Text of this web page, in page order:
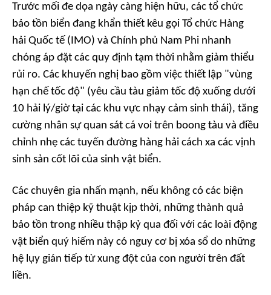
Trước mối đe dọa ngày càng hiện hữu, các tổ chức
bảo tồn biển đang khẩn thiết kêu gọi Tổ chức Hàng
hải Quốc tế (IMO) và Chính phủ Nam Phi nhanh
chóng áp đặt các quy định tạm thời nhằm giảm thiểu
rủi ro. Các khuyến nghị bao gồm việc thiết lập "vùng
hạn chế tốc độ" (yêu cầu tàu giảm tốc độ xuống dưới
10 hải lý/giờ tại các khu vực nhạy cảm sinh thái), tăng
cường nhân sự quan sát cá voi trên boong tàu và điều
chỉnh nhẹ các tuyến đường hàng hải cách xa các vịnh
sinh sản cốt lõi của sinh vật biển.
Các chuyên gia nhấn mạnh, nếu không có các biện
pháp can thiệp kỹ thuật kịp thời, những thành quả
bảo tồn trong nhiều thập kỷ qua đối với các loài động
vật biển quý hiếm này có nguy cơ bị xóa sổ do những
hệ lụy gián tiếp từ xung đột của con người trên đất
liền.